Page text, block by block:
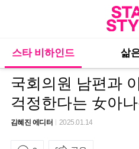
스타 비하인드 삶
국회의원 남편과
걱정한다는 女아나
김혜진 에디터 2025.01.14